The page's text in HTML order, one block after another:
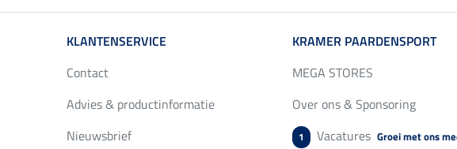
KLANTENSERVICE
Contact
Advies & productinformatie
Nieuwsbrief
KRAMER PAARDENSPORT
MEGA STORES
Over ons & Sponsoring
1 Vacatures Groei met ons